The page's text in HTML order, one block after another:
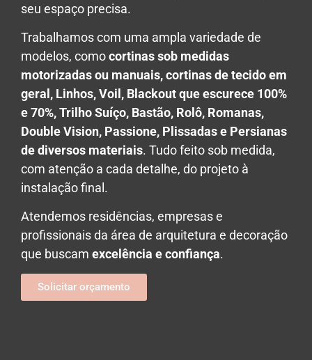
seu espaço precisa.
Trabalhamos com uma ampla variedade de
modelos, comocortinas sob medidas
motorizadas ou manuais, cortinas de tecido em
geral, Linhos, Voil, Blackout que escurece 100%
e 70%,Trilho Suíço, Bastão, Rolô, Romanas,
Double Vision, Passione, Plissadas e Persianas
de diversos materiais. Tudo feito sob medida,
com atenção a cada detalhe, do projeto à
instalação final.
Atendemos residências, empresas e
profissionais da área de arquitetura e decoração
que buscam excelência e confiança.
Solicitar orçamento